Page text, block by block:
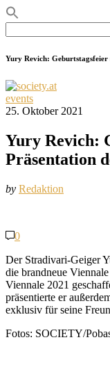
for:
Yury Revich: Geburtstagsfeier
events
25. Oktober 2021
Yury Revich:
Präsentation
by Redaktion
0
Der Stradivari-Geiger
die brandneue
Viennale 2021
präsentierte er
exklusiv für seine
Fotos: SOCIETY/